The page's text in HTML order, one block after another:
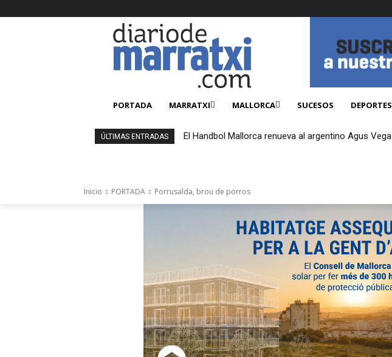
PORTADA MARRATXI MALLORCA SUCESOS DEPORTES
ÚLTIMAS ENTRADAS El Handbol Mallorca renueva al argentino Agus Vega
Inicio PORTADA Porrusalda, brou de porros